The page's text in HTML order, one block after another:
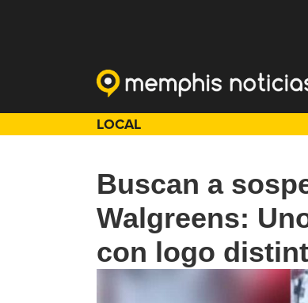
LOCAL
Buscan a
Walgreens:
con logo